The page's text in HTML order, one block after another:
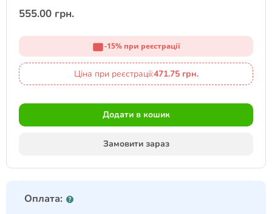
555.00 грн.
-15% при реєстрації
Ціна при реєстрації:471.75 грн.
Додати в кошик
Замовити зараз
Оплата: